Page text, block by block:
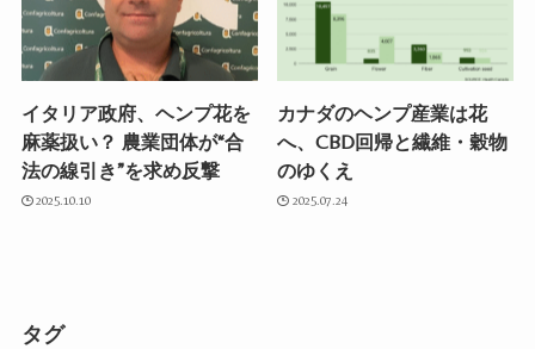
イタリア政府、ヘンプ花を
麻薬扱い？ 農業団体が“合
法の線引き”を求め反撃
2025.10.10
カナダのヘンプ産業は花
へ、CBD回帰と繊維・穀物
のゆくえ
2025.07.24
タグ